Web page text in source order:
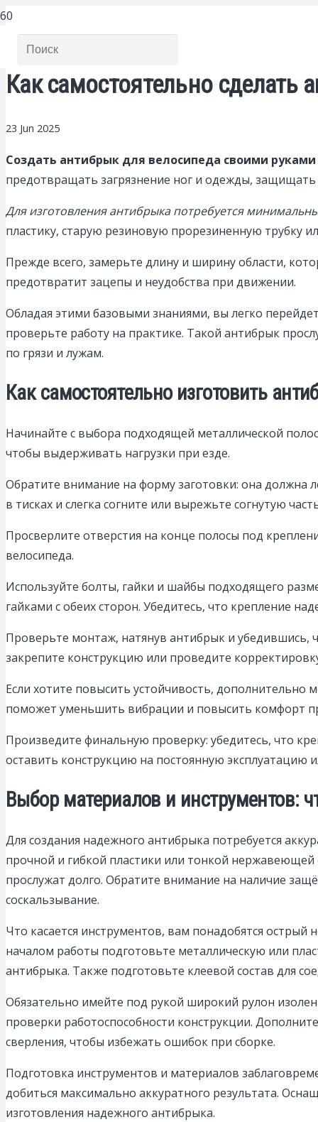
Как самостоятельно сделать
23 Jun 2025
Создать антибрык для велосипеда своими
предотвращать загрязнение ног и одежды, защищать
Для изготовления антибрыка потребуется
пластику, старую резиновую прорезиненную трубку
Прежде всего, замерьте длину и ширину области,
предотвратит зацепы и неудобства при движении.
Обладая этими базовыми знаниями, вы легко
проверьте работу на практике. Такой антибрык
по грязи и лужам.
Как самостоятельно изготовить
Начинайте с выбора подходящей металлической
чтобы выдерживать нагрузки при езде.
Обратите внимание на форму заготовки: она должна
в тисках и слегка согните или вырежьте согнутую
Просверлите отверстия на конце полосы под
велосипеда.
Используйте болты, гайки и шайбы подходящего
гайками с обеих сторон. Убедитесь, что крепление
Проверьте монтаж, натянув антибрык и
закрепите конструкцию или проведите
Если хотите повысить устойчивость,
поможет уменьшить вибрации и повысить комфорт
Произведите финальную проверку: убедитесь, что
оставить конструкцию на постоянную эксплуатацию
Выбор материалов и инструментов:
Для создания надежного антибрыка потребуется
прочной и гибкой пластики или тонкой нержавеющей
прослужат долго. Обратите внимание на наличие
соскальзывание.
Что касается инструментов, вам понадобятся
началом работы подготовьте металлическую или
антибрыка. Также подготовьте клеевой состав для
Обязательно имейте под рукой широкий рулон
проверки работоспособности конструкции.
сверления, чтобы избежать ошибок при сборке.
Подготовка инструментов и материалов
добиться максимально аккуратного результата.
изготовления надежного антибрыка.